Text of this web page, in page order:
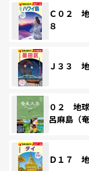
Ｃ０２
８
Ｊ３３
０２ 地
呂麻島（
Ｄ１７